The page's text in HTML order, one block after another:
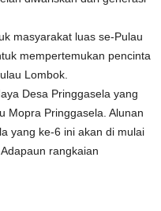
masyarakat luas se-Pulau
mempertemukan pencinta
Lombok.
Desa Pringgasela yang
Mopra Pringgasela. Alunan
yang ke-6 ini akan di mulai
rangkaian